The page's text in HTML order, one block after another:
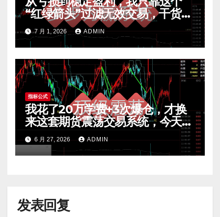
“红绿箭头”过滤无效交易，干货全
公开 mt4指标
7 月 1, 2026 ADMIN
指标公式
我花了20万学费+3次爆仓，才换
来这套期货震荡交易系统，今天免
费公开核心逻辑
6 月 27, 2026 ADMIN
发表回复